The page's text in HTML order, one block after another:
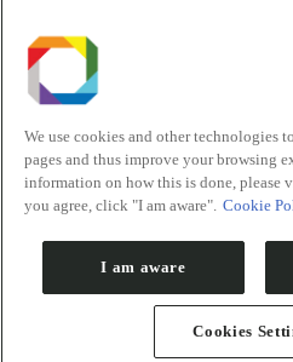
Paineira
Sabiá
Notícias
Ciência
Atualizações do Sirius
Eventos
Oportunidades
We use cookies and other technologies
pages and thus improve your browsing
information on how this is done, please
you agree, click "I am aware". Cookie
I am aware
Cookies